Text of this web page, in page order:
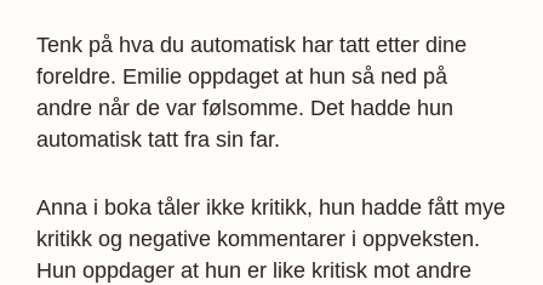
Tenk på hva du automatisk har tatt etter dine
foreldre. Emilie oppdaget at hun så ned på
andre når de var følsomme. Det hadde hun
automatisk tatt fra sin far.
Anna i boka tåler ikke kritikk, hun hadde fått mye
kritikk og negative kommentarer i oppveksten.
Hun oppdager at hun er like kritisk mot andre